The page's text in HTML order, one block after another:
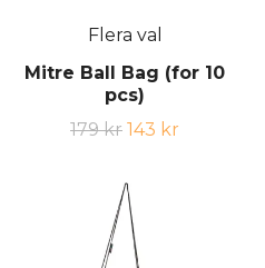
Flera val
Mitre Ball Bag (for 10
pcs)
179 kr 143 kr